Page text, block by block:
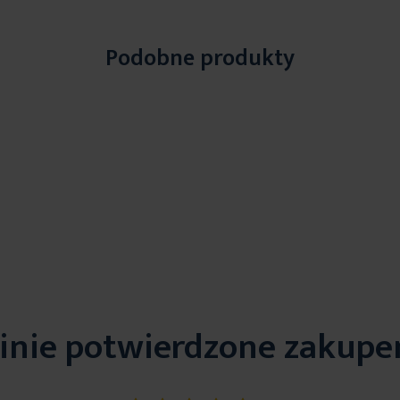
Podobne produkty
potwierdzone